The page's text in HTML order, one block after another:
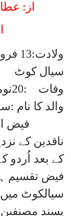
از:
سیال کوٹ
وفات
:
20
والد کا نام
فیض
ناقدین کے
کے بعد
سیالکوٹ
پسند